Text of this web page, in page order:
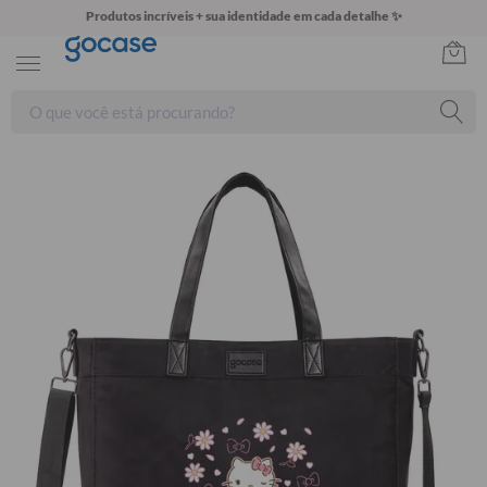
Produtos incríveis + sua identidade em cada detalhe ✨